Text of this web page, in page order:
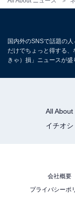
国内外のSNSで話題の
だけでちょっと得する
きゃ）損」ニュースが盛
All About
イチオシ
会社概要
プライバシーポ